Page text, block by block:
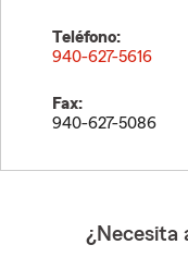
Teléfono:
940-627-5616
Fax:
940-627-5086
¿Necesita